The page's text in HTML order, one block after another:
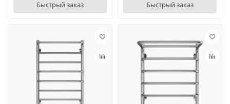
Быстрый заказ Быстрый заказ